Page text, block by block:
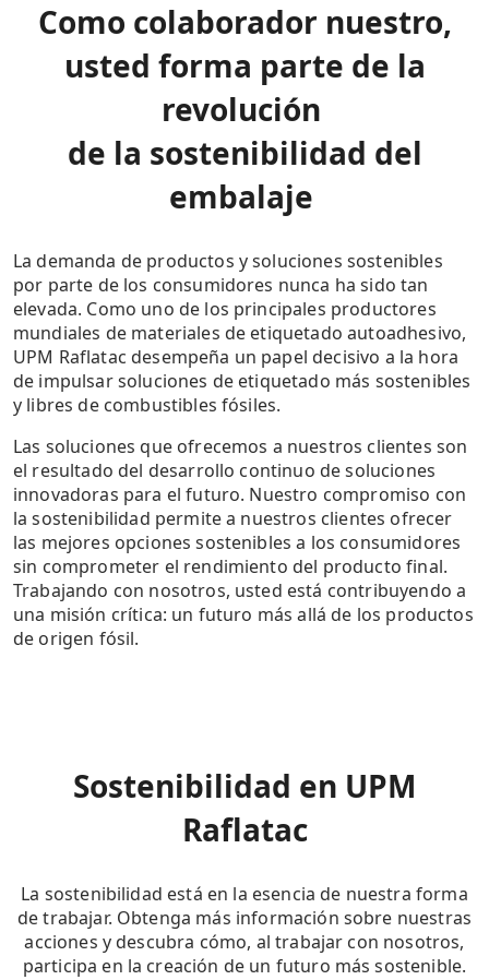
Como colaborador nuestro,
usted forma parte de la
revolución
de la sostenibilidad del
embalaje
La demanda de productos y soluciones sostenibles
por parte de los consumidores nunca ha sido tan
elevada. Como uno de los principales productores
mundiales de materiales de etiquetado autoadhesivo,
UPM Raflatac desempeña un papel decisivo a la hora
de impulsar soluciones de etiquetado más sostenibles
y libres de combustibles fósiles.
Las soluciones que ofrecemos a nuestros clientes son
el resultado del desarrollo continuo de soluciones
innovadoras para el futuro. Nuestro compromiso con
la sostenibilidad permite a nuestros clientes ofrecer
las mejores opciones sostenibles a los consumidores
sin comprometer el rendimiento del producto final.
Trabajando con nosotros, usted está contribuyendo a
una misión crítica: un futuro más allá de los productos
de origen fósil.
Sostenibilidad en UPM
Raflatac
La sostenibilidad está en la esencia de nuestra forma
de trabajar. Obtenga más información sobre nuestras
acciones y descubra cómo, al trabajar con nosotros,
participa en la creación de un futuro más sostenible.